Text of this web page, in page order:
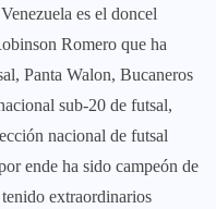
es el doncel
Romero que ha
Panta Walon, Bucaneros
sub-20 de futsal,
nacional de futsal
ende ha sido campeón de
extraordinarios